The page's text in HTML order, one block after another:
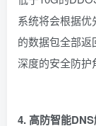
系统将会根据
的数据包全部
深度的安全防护
4. 高防智能DNS